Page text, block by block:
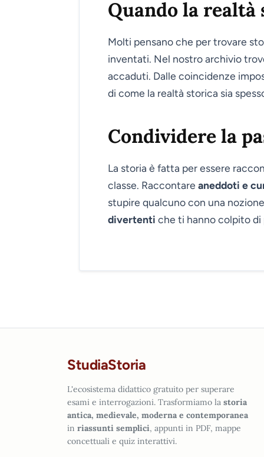
Quando la
Molti pensano che per trovare
inventati. Nel nostro archivio
accaduti. Dalle coincidenze
di come la realtà storica sia
Condividere la
La storia è fatta per essere
classe. Raccontare aneddoti e
stupire qualcuno con una
divertenti che ti hanno colpito di
StudiaStoria
L'ecosistema didattico gratuito per superare
esami e interrogazioni. Trasformiamo la storia
antica, medievale, moderna e contemporanea
in riassunti semplici, appunti in PDF, mappe
concettuali e quiz interattivi.